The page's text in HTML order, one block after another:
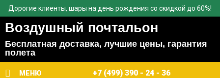
Дорогие клиенты, шары на день рождения со скидкой до 60%!
Воздушный почтальон
Бесплатная доставка, лучшие цены, гарантия
полета
МЕНЮ +7 (499) 390 - 24 - 36